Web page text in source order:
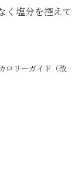
く塩分を控えて
ロリーガイド（改